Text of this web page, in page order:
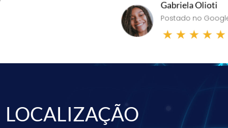
Gabriela Olioti
Postado no Google
★★
LOCALIZAÇÃO